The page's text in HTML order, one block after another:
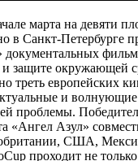
марта на девяти
в Санкт-Петербурге
документальных
и защите окружающей
треть европейских
и
проблемы.
«Ангел Азул»
США,
проходит не